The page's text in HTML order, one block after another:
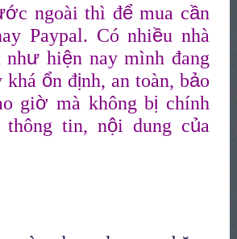
c ngoài thì đểmua cần
Paypal. Có nhiều nhà
như hiện nay mình đang
khá ổn định, an toàn, bảo
giờ mà không bị chính
tin, nội dung của